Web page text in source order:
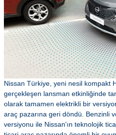
Nissan Türkiye, yeni nesil kompakt
gerçekleşen lansman etkinliğinde
olarak tamamen elektrikli bir
araç pazarına geri döndü. Benzinli
versiyonu ile Nissan'ın teknolojik